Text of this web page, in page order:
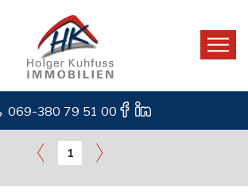
069-380 79 51 00
1